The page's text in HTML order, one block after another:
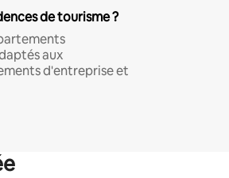
de tourisme ?
aux
d'entreprise et